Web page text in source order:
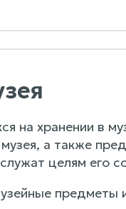
на хранении в
а также
целям его